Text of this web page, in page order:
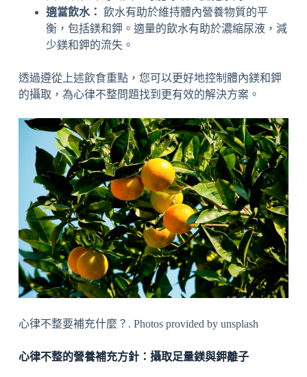
適當飲水： 飲水有助於維持體內營養物質的平
衡，包括鎂和鉀。適量的飲水有助於濃縮尿液，減
少鎂和鉀的流失。
透過遵從上述飲食重點，您可以更好地控制體內鎂和鉀
的攝取，為心律不整問題找到更有效的解決方案。
心律不整要補充什麼？. Photos provided by unsplash
心律不整的營養補充方針：攝取足量鎂與鉀離子